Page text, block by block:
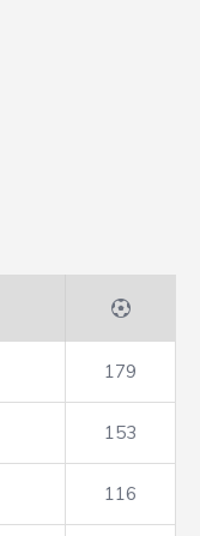
179
153
116